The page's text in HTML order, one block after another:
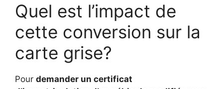
Quel est l’impact de
cette conversion sur la
carte grise?
Pour demander un certificat